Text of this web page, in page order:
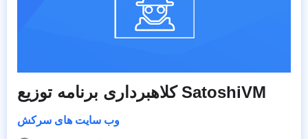
کلاهبرداری برنامه توزیع SatoshiVM
وب سایت های سرکش